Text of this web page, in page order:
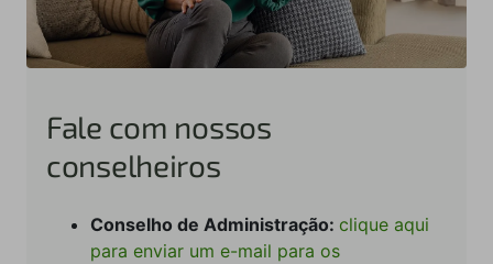
Fale com nossos
conselheiros
Conselho de Administração: clique aqui
para enviar um e-mail para os